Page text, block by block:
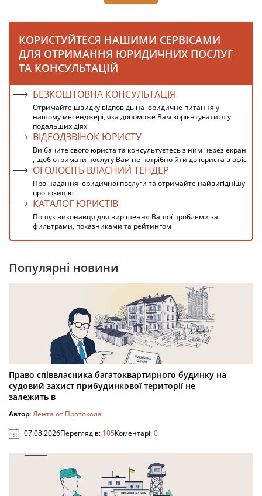
КОРИСТУЙТЕСЯ НАШИМИ СЕРВІСАМИ
ДЛЯ ОТРИМАННЯ ЮРИДИЧНИХ ПОСЛУГ
ТА КОНСУЛЬТАЦІЙ
БЕЗКОШТОВНА КОНСУЛЬТАЦІЯ
Отримайте швидку відповідь на юридичне питання у
нашому месенджері, яка допоможе Вам зорієнтуватися у
подальших діях
ВІДЕОДЗВІНОК ЮРИСТУ
Ви бачите свого юриста та консультуєтесь з ним через екран
, щоб отримати послугу Вам не потрібно йти до юриста в офіс
ОГОЛОСІТЬ ВЛАСНИЙ ТЕНДЕР
Про надання юридичної послуги та отримайте найвигіднішу
пропозицію
КАТАЛОГ ЮРИСТІВ
Пошук виконавця для вирішення Вашої проблеми за
фильтрами, показниками та рейтингом
Популярні новини
Право співвласника багатоквартирного будинку на
судовий захист прибудинкової території не
залежить в
Автор:Лента от Протокола
07.08.2026Переглядів: 105Коментарі:0